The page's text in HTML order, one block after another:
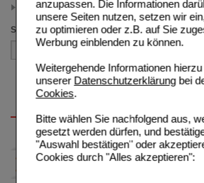
anzupassen. Die Informationen
unsere Seiten nutzen, setzen wir
zu optimieren oder z.B. auf Sie
Werbung einblenden zu können.
Weitergehende Informationen
unserer Datenschutzerklärungbei
Cookies.
Bitte wählen Sie nachfolgend aus,
gesetzt werden dürfen, und
"Auswahl bestätigen" oder
Cookies durch "Alles akzeptieren":
>= 14.00 (1)
Sortieren nach